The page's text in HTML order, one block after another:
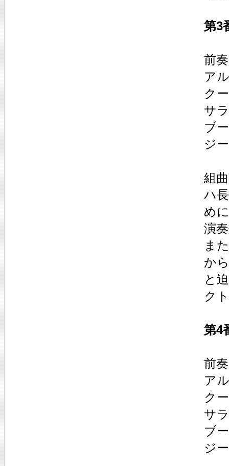
第3
前
ア
ク
サ
ブ
ジ
組
ハ
め
演
ま
か
と
ク
第4
前
ア
ク
サ
ブ
ジ